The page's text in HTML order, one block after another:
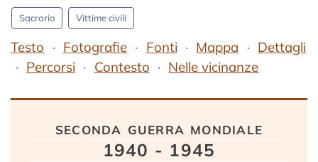
Sacrario Vittime civili
Testo Fotografie Fonti Mappa
Dettagli
Percorsi
Contesto Nelle vicinanze
seconda guerra mondiale
1940 - 1945